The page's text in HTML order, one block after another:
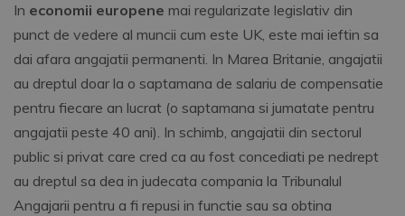
In economii europene mai regularizate legislativ din
punct de vedere al muncii cum este UK, este mai ieftin sa
dai afara angajatii permanenti. In Marea Britanie, angajatii
au dreptul doar la o saptamana de salariu de compensatie
pentru fiecare an lucrat (o saptamana si jumatate pentru
angajatii peste 40 ani). In schimb, angajatii din sectorul
public si privat care cred ca au fost concediati pe nedrept
au dreptul sa dea in judecata compania la Tribunalul
Angajarii pentru a fi repusi in functie sau sa obtina